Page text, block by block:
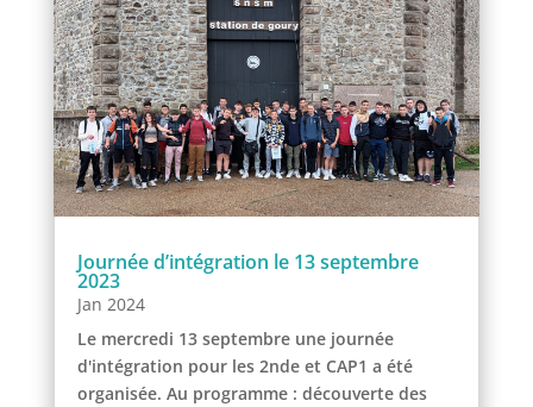
Journée d’intégration le 13 septembre
2023
Jan 2024
Le mercredi 13 septembre une journée
d'intégration pour les 2nde et CAP1 a été
organisée. Au programme : découverte des